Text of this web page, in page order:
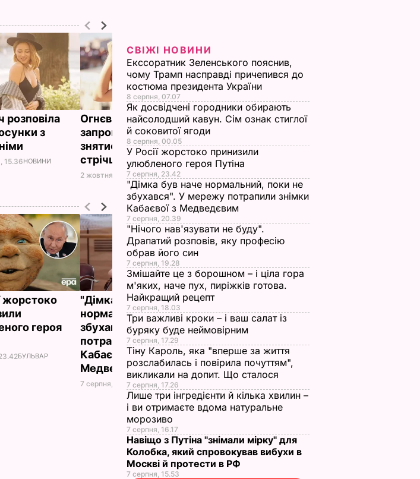
розповіла
з
15.36НОВИНИ
Огнєвіч: Якщо
запропонують
знятися у відвертій
стрічці, погоджуся
2 жовтня, 17.42НОВИНИ
жорстоко
героя
БУЛЬВАР
"Дімка був наче
нормальний, поки не
збухався". У мережу
потрапили знімки
Кабаєвої з
Медведєвим
7 серпня, 20.39БУЛЬВАР
Гості думають, що
це закуска з
ресторану. Як
баклажанні
рулетики без зайвого
жиру
7 серпня, 20.16БУЛЬВАР
СВІЖІ НОВИНИ
Екссоратник Зеленського пояснив,
чому Трамп насправді причепився до
костюма президента України
8 серпня, 07.07
Як досвідчені городники обирають
найсолодший кавун. Сім ознак стиглої
й соковитої ягоди
8 серпня, 00.05
У Росії жорстоко принизили
улюбленого героя Путіна
7 серпня, 23.42
"Дімка був наче нормальний, поки не
збухався". У мережу потрапили знімки
Кабаєвої з Медведєвим
7 серпня, 20.39
"Нічого нав'язувати не буду".
Драпатий розповів, яку професію
обрав його син
7 серпня, 19.28
Змішайте це з борошном – і ціла гора
м'яких, наче пух, пиріжків готова.
Найкращий рецепт
7 серпня, 18.03
Три важливі кроки – і ваш салат із
буряку буде неймовірним
7 серпня, 17.29
Тіну Кароль, яка "вперше за життя
розслабилась і повірила почуттям",
викликали на допит. Що сталося
7 серпня, 17.26
Лише три інгредієнти й кілька хвилин –
і ви отримаєте вдома натуральне
морозиво
7 серпня, 16.17
Навіщо з Путіна "знімали мірку" для
Колобка, який спровокував вибухи в
Москві й протести в РФ
7 серпня, 15.53